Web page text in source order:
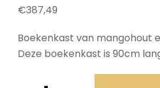
€387,49
Boekenkast van mangohout
Deze boekenkast is 90cm